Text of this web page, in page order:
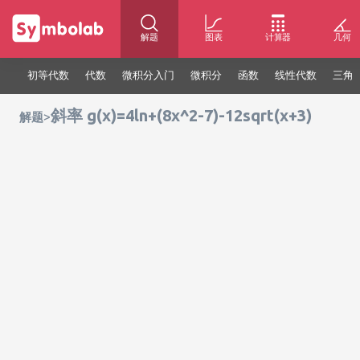
解题 图表 计算器 几何
初等代数 代数 微积分入门 微积分 函数 线性代数 三角
解题>斜率 g(x)=4ln+(8x^2-7)-12sqrt(x+3)